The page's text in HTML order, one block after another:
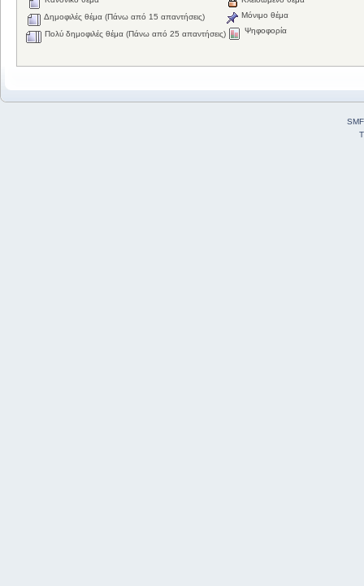
Δημοφιλές θέμα (Πάνω από 15 απαντήσεις)
Πολύ δημοφιλές θέμα (Πάνω από 25 απαντήσεις)
Μόνιμο θέμα
Ψηφοφορία